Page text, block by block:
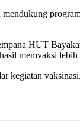
HUT
memvaksi
kegiatan